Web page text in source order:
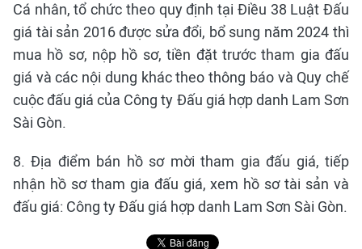
Cá nhân, tổ chức theo quy định tại Điều 38 Luật Đấu
giá tài sản 2016 được sửa đổi, bổ sung năm 2024 thì
mua hồ sơ, nộp hồ sơ, tiền đặt trước tham gia đấu
giá và các nội dung khác theo thông báo và Quy chế
cuộc đấu giá của Công ty Đấu giá hợp danh Lam Sơn
Sài Gòn.
8. Địa điểm bán hồ sơ mời tham gia đấu giá, tiếp
nhận hồ sơ tham gia đấu giá, xem hồ sơ tài sản và
đấu giá: Công ty Đấu giá hợp danh Lam Sơn Sài Gòn.